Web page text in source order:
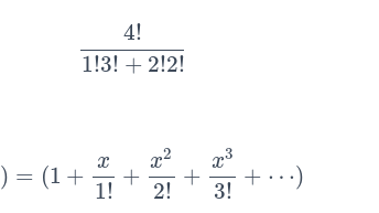
4!
1!3! + 2!2!
4!1!3!+2!2!
) = (1 +
x
1!
+
x2
2!
+
x3
3!
+ ⋯)
F(x )= 1+ x1! +x22!+ x3 3!+⋯)